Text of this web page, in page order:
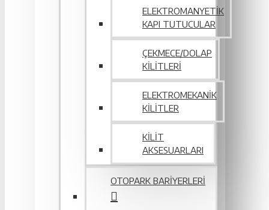
ELEKTROMANYETIK
KAPI TUTUCULAR
ÇEKMECE/DOLAP
KILITLERI
ELEKTROMEKANIK
KILITLER
KILIT
AKSESUARLARI
OTOPARK BARIYERLERI